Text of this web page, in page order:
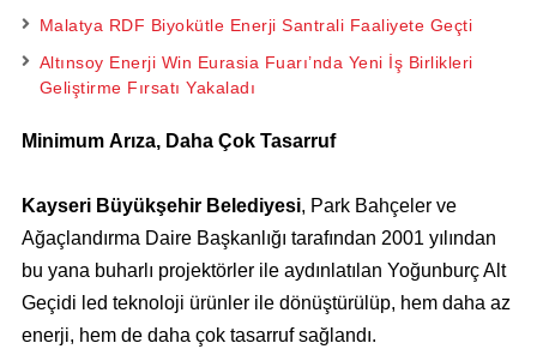
Malatya RDF Biyokütle Enerji Santrali Faaliyete Geçti
Altınsoy Enerji Win Eurasia Fuarı’nda Yeni İş Birlikleri
Geliştirme Fırsatı Yakaladı
Minimum Arıza, Daha Çok Tasarruf
Kayseri Büyükşehir Belediyesi, Park Bahçeler ve
Ağaçlandırma Daire Başkanlığı tarafından 2001 yılından
bu yana buharlı projektörler ile aydınlatılan Yoğunburç Alt
Geçidi led teknoloji ürünler ile dönüştürülüp, hem daha az
enerji, hem de daha çok tasarruf sağlandı.